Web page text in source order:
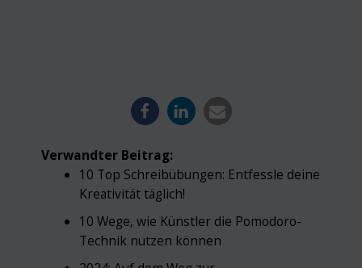
Verwandter Beitrag:
10 Top Schreibübungen: Entfessle deine
Kreativität täglich!
10 Wege, wie Künstler die Pomodoro-
Technik nutzen können